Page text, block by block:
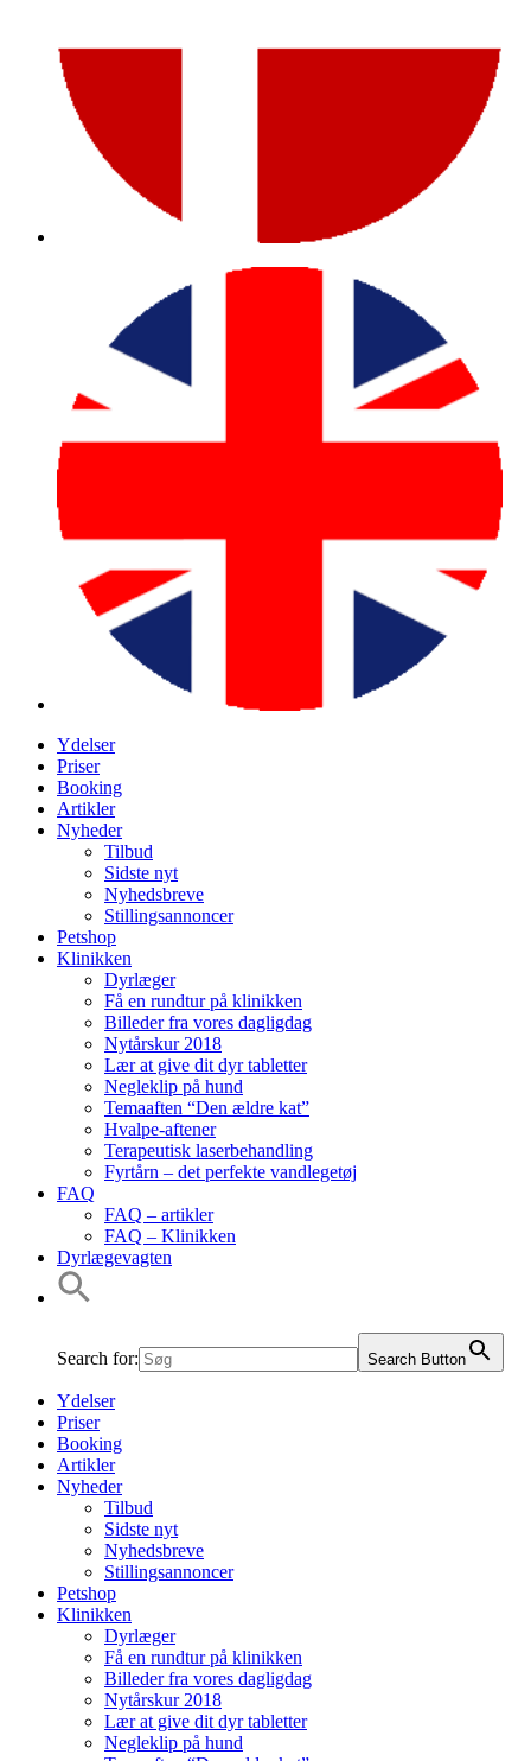
Ydelser
Priser
Booking
Artikler
Nyheder
Tilbud
Sidste nyt
Nyhedsbreve
Stillingsannoncer
Petshop
Klinikken
Dyrlæger
Få en rundtur på klinikken
Billeder fra vores dagligdag
Nytårskur 2018
Lær at give dit dyr tabletter
Negleklip på hund
Temaaften “Den ældre kat”
Hvalpe-aftener
Terapeutisk laserbehandling
Fyrtårn – det perfekte vandlegetøj
FAQ
FAQ – artikler
FAQ – Klinikken
Dyrlægevagten
Search for: Search Button
Ydelser
Priser
Booking
Artikler
Nyheder
Tilbud
Sidste nyt
Nyhedsbreve
Stillingsannoncer
Petshop
Klinikken
Dyrlæger
Få en rundtur på klinikken
Billeder fra vores dagligdag
Nytårskur 2018
Lær at give dit dyr tabletter
Negleklip på hund